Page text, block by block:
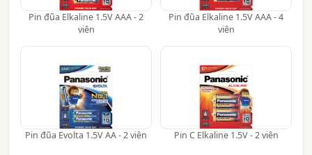
Pin đũa Elkaline 1.5V AAA - 2
viên
Pin đũa Elkaline 1.5V AAA - 4
viên
Pin đũa Evolta 1.5V AA - 2 viên Pin C Elkaline 1.5V - 2 viên